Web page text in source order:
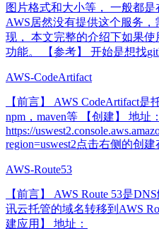
图片格式和大小等， 一般都是
AWS居然没有提供这个服务，
现， 本文完整的介绍下如果使
功能。 【参考】 开始是想找
AWS-CodeArtifact
【前言】 AWS CodeArtifact
npm，maven等 【创建】 地址：
https://
region=uswest2点击右侧的创
AWS-Route53
【前言】 AWS Route 53是
讯云托管的域名转移到AWS
建应用】 地址：